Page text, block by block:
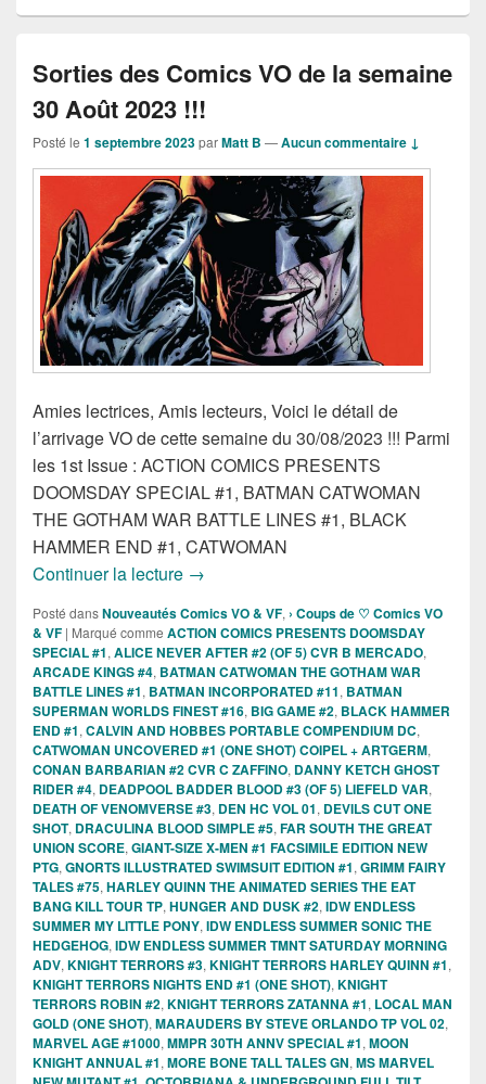
Sorties des Comics VO de la semaine
30 Août 2023 !!!
Posté le 1 septembre 2023parMatt B —Aucun commentaire ↓
Amies lectrices, Amis lecteurs, Voici le détail de
l’arrivage VO de cette semaine du 30/08/2023 !!! Parmi
les 1st Issue : ACTION COMICS PRESENTS
DOOMSDAY SPECIAL #1, BATMAN CATWOMAN
THE GOTHAM WAR BATTLE LINES #1, BLACK
HAMMER END #1, CATWOMAN
Continuer la lecture Sorties des Comics VO de la semaine
→
Posté dansNouveautés Comics VO & VF, › Coups de ♡ Comics VO
& VF | Marqué comme ACTION COMICS PRESENTS DOOMSDAY
SPECIAL #1, ALICE NEVER AFTER #2 (OF 5) CVR B MERCADO,
ARCADE KINGS #4, BATMAN CATWOMAN THE GOTHAM WAR
BATTLE LINES #1, BATMAN INCORPORATED #11, BATMAN
SUPERMAN WORLDS FINEST #16, BIG GAME #2, BLACK HAMMER
END #1, CALVIN AND HOBBES PORTABLE COMPENDIUM DC,
CATWOMAN UNCOVERED #1 (ONE SHOT) COIPEL + ARTGERM,
CONAN BARBARIAN #2 CVR C ZAFFINO, DANNY KETCH GHOST
RIDER #4, DEADPOOL BADDER BLOOD #3 (OF 5) LIEFELD VAR,
DEATH OF VENOMVERSE #3, DEN HC VOL 01, DEVILS CUT ONE
SHOT, DRACULINA BLOOD SIMPLE #5, FAR SOUTH THE GREAT
UNION SCORE, GIANT-SIZE X-MEN #1 FACSIMILE EDITION NEW
PTG, GNORTS ILLUSTRATED SWIMSUIT EDITION #1, GRIMM FAIRY
TALES #75, HARLEY QUINN THE ANIMATED SERIES THE EAT
BANG KILL TOUR TP, HUNGER AND DUSK #2, IDW ENDLESS
SUMMER MY LITTLE PONY, IDW ENDLESS SUMMER SONIC THE
HEDGEHOG, IDW ENDLESS SUMMER TMNT SATURDAY MORNING
ADV, KNIGHT TERRORS #3, KNIGHT TERRORS HARLEY QUINN #1,
KNIGHT TERRORS NIGHTS END #1 (ONE SHOT), KNIGHT
TERRORS ROBIN #2, KNIGHT TERRORS ZATANNA #1, LOCAL MAN
GOLD (ONE SHOT), MARAUDERS BY STEVE ORLANDO TP VOL 02,
MARVEL AGE #1000, MMPR 30TH ANNV SPECIAL #1, MOON
KNIGHT ANNUAL #1, MORE BONE TALL TALES GN, MS MARVEL